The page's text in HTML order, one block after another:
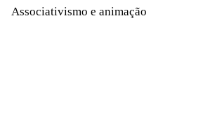
Associativismo e animação